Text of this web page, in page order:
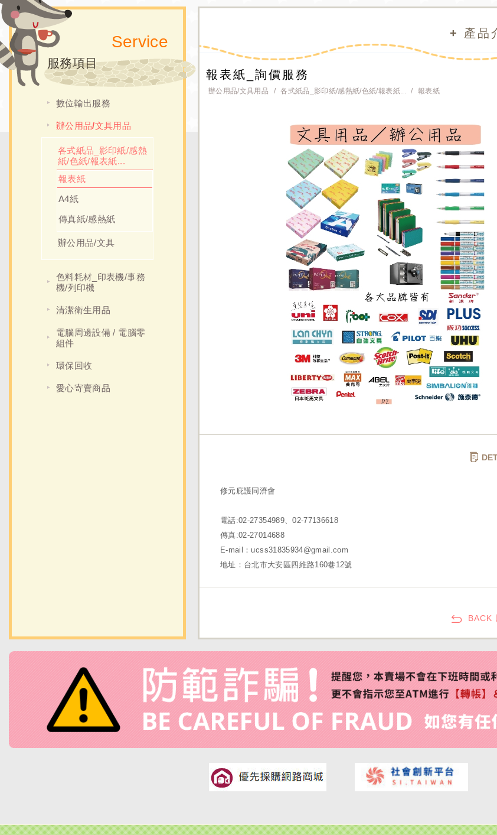
Service
服務項目
數位輸出服務
辦公用品/文具用品
各式紙品_影印紙/感熱
紙/色紙/報表紙...
報表紙
A4紙
傳真紙/感熱紙
辦公用品/文具
色料耗材_印表機/事務
機/列印機
清潔衛生用品
電腦周邊設備 / 電腦零
組件
環保回收
愛心寄賣商品
+ 產品
報表紙_詢價服務
辦公用品/文具用品 各式紙品_影印紙/感熱紙/色紙/報表紙... 報表紙
修元庇護同濟會
電話:02-27354989、02-77136618
傳真:02-27014688
E-mail：ucss31835934@gmail.com
地址：台北市大安區四維路160巷12號
BACK